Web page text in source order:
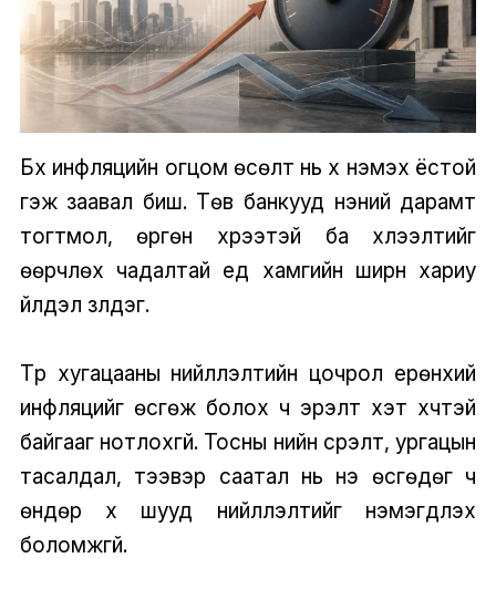
Бүх инфляцийн огцом өсөлт нь хүү нэмэх ёстой
гэж заавал биш. Төв банкууд үнэний дарамт
тогтмол, өргөн хүрээтэй ба хүлээлтийг
өөрчлөх чадалтай үед хамгийн ширүүн хариу
үйлдэл үзүүлдэг.
Түр хугацааны нийлүүлэлтийн цочрол ерөнхий
инфляцийг өсгөж болох ч эрэлт хэт хүчтэй
байгааг нотлохгүй. Тосны үнийн үсрэлт, ургацын
тасалдал, тээвэр саатал нь үнэ өсгөдөг ч
өндөр хүү шууд нийлүүлэлтийг нэмэгдүүлэх
боломжгүй.